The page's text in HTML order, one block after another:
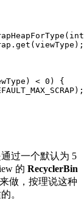
( int
. get ( viewType );
) < 0 )
{
);
过一个默认为 5
的 RecyclerBin
做，按理说这种
。